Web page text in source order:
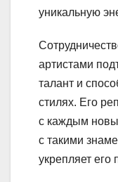
уникальную
артистами
талант и
стилях. Его
с каждым
с такими
укрепляет его